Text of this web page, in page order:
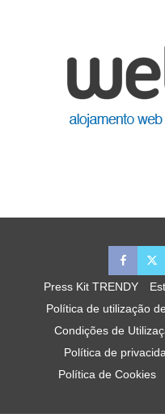
Press Kit TRENDY
Política de utilização
Condições de
Política de
Política de Cookies